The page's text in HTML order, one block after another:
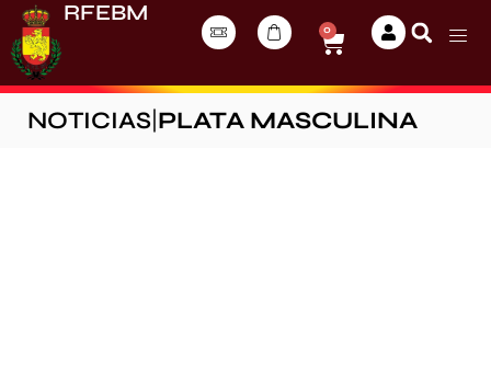
RFEBM
0
NOTICIAS PLATA MASCULINA